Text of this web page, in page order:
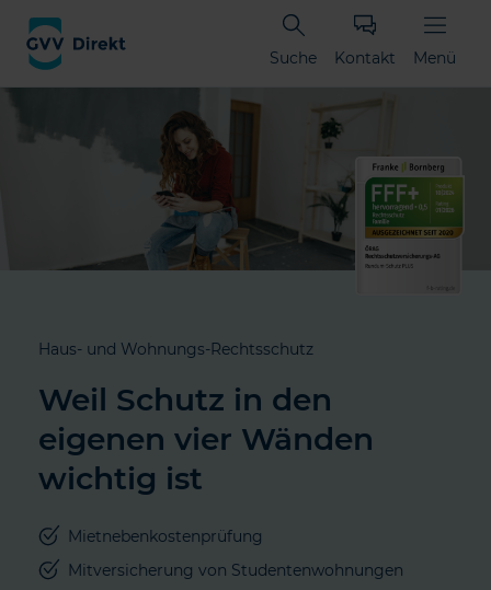
Suche Kontakt Menü
Haus- und Wohnungs-Rechtsschutz
Weil Schutz in den
eigenen vier Wänden
wichtig ist
Mietnebenkostenprüfung
Mitversicherung von Studentenwohnungen